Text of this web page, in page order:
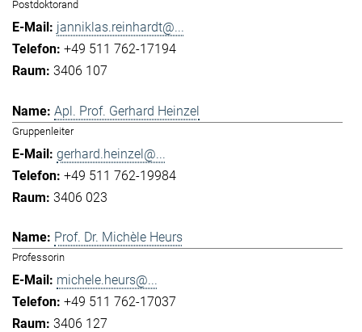
Postdoktorand
janniklas.reinhardt@...
+49 511 762-17194
3406 107
Apl. Prof. Gerhard Heinzel
Gruppenleiter
gerhard.heinzel@...
+49 511 762-19984
3406 023
Prof. Dr. Michèle Heurs
Professorin
michele.heurs@...
+49 511 762-17037
3406 127